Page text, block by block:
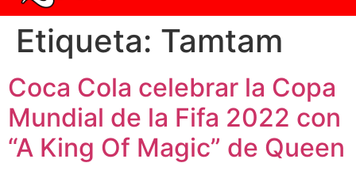
Etiqueta: Tamtam
Coca Cola celebrar la Copa
Mundial de la Fifa 2022 con
“A King Of Magic” de Queen